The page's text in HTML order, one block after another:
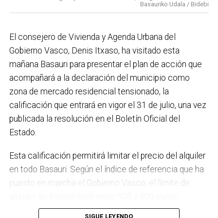
el Plan de Acción contra el Ruido y la instalación de
régimen de autoconsumo, que hacen de Basauri un
municipio más sostenible y preparado para el futuro.
En ese sentido, estamos trabajando en acciones de
clima y energía, entre las que destacan el diseño de
una red de refugios climáticos, junto con un Plan de
Actuación ante Episodios de Altas Temperaturas,
como las que recientemente hemos sufrido.
proyecto de lanueva haurreskola que se construirá en
Sarratu, junto a Arizko Ikastola, y que es una apuesta
por la educación pública y un elemento más de apoyo
el trabajo que desarrollamos en igualdad, con una
Basauriko Udala / Bidebi
El consejero de Vivienda y Agenda Urbana del
Gobierno Vasco, Denis Itxaso, ha visitado esta
mañana Basauri para presentar el plan de acción que
acompañará a la declaración del municipio como
zona de mercado residencial tensionado, la
calificación que entrará en vigor el 31 de julio, una vez
publicada la resolución en el Boletín Oficial del
Estado.
Esta calificación permitirá limitar el precio del alquiler
en todo Basauri. Según el índice de referencia que ha
puesto en marcha el Gobierno Vasco, el límite de
dependiendo de la zona y de las características de la
SIGUE LEYENDO